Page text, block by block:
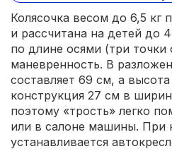
Колясочка весом до 6,5 кг
и рассчитана на детей до
по длине осями (три
маневренность. В
составляет 69 см, а
конструкция 27 см в
поэтому «трость» легко
или в салоне машины. При
устанавливается